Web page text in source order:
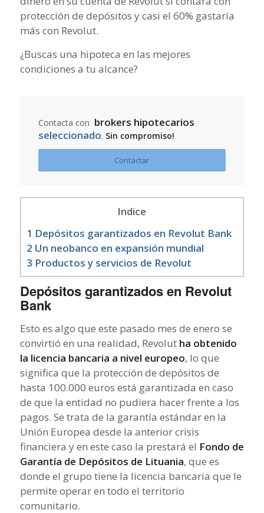
protección de depósitos y casi el 60% gastaría
más con Revolut.
¿Buscas una hipoteca en las mejores
condiciones a tu alcance?
Contacta con brokers hipotecarios
seleccionado. Sin compromiso!
Contactar
Indice
1 Depósitos garantizados en Revolut Bank
2 Un neobanco en expansión mundial
3 Productos y servicios de Revolut
Depósitos garantizados en Revolut
Bank
Esto es algo que este pasado mes de enero se
convirtió en una realidad, Revolut ha obtenido
la licencia bancaria a nivel europeo, lo que
significa que la protección de depósitos de
hasta 100.000 euros está garantizada en caso
de que la entidad no pudiera hacer frente a los
pagos. Se trata de la garantía estándar en la
Unión Europea desde la anterior crisis
financiera y en este caso la prestará el Fondo de
Garantía de Depósitos de Lituania, que es
donde el grupo tiene la licencia bancaria que le
permite operar en todo el territorio
comunitario.